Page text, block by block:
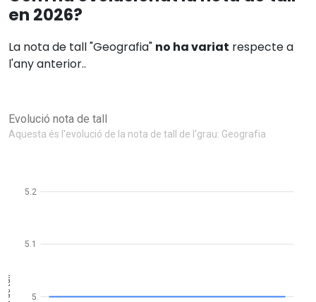
en 2026?
La nota de tall "Geografia" no ha variat respecte a
l'any anterior..
Evolució nota de tall
Aquesta és l'evolució de la nota de tall de l'grau: Geografia
5
5.1
5.2